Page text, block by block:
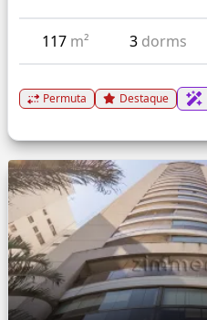
117 m² 3 dorms
Permuta Destaque